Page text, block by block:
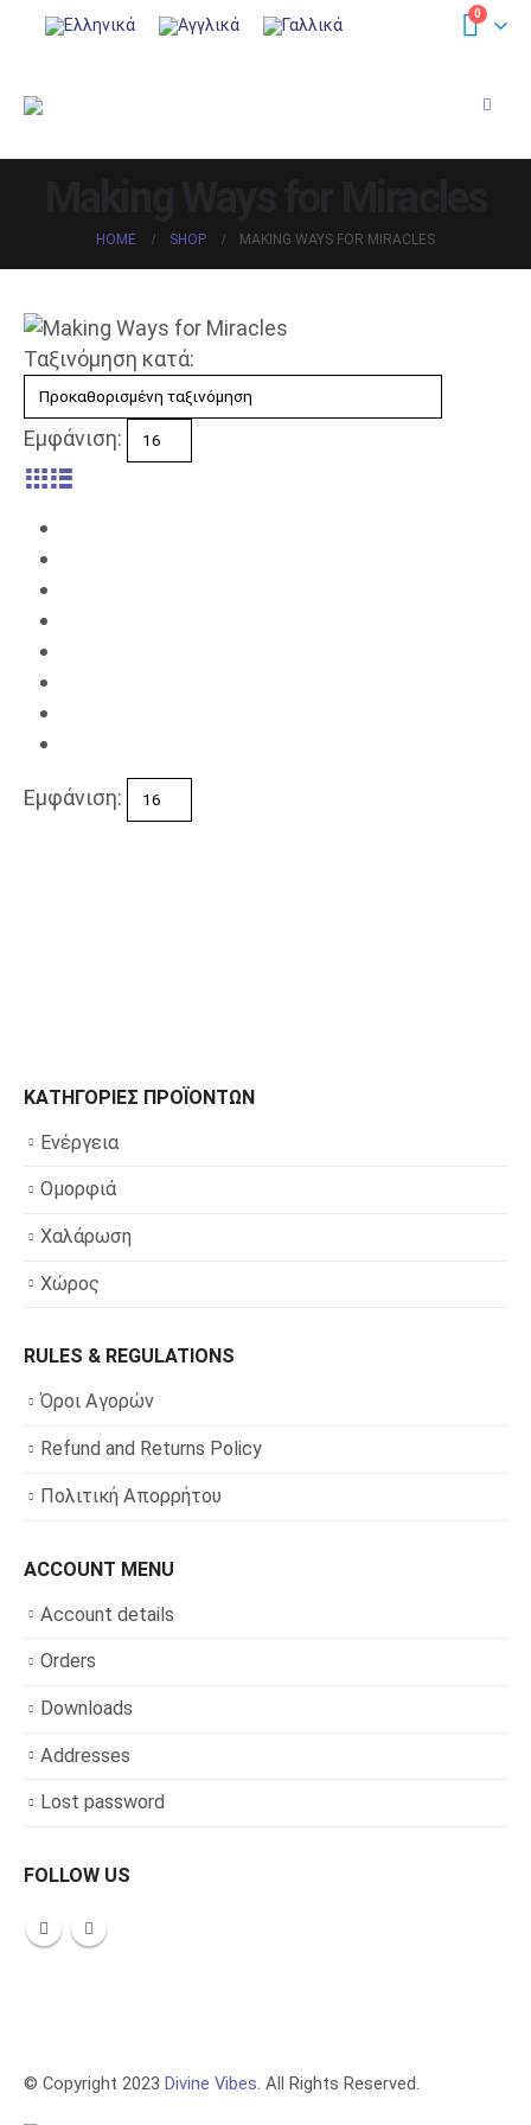
0
HOME SHOP MAKING WAYS FOR MIRACLES
Ταξινόμηση κατά:
Εμφάνιση:
Εμφάνιση:
ΚΑΤΗΓΟΡΊΕΣ ΠΡΟΪΌΝΤΩΝ
Ενέργεια
Ομορφιά
Χαλάρωση
Χώρος
RULES & REGULATIONS
Όροι Αγορών
Refund and Returns Policy
Πολιτική Απορρήτου
ACCOUNT MENU
Account details
Orders
Downloads
Addresses
Lost password
FOLLOW US
© Copyright 2023 Divine Vibes . All Rights Reserved.